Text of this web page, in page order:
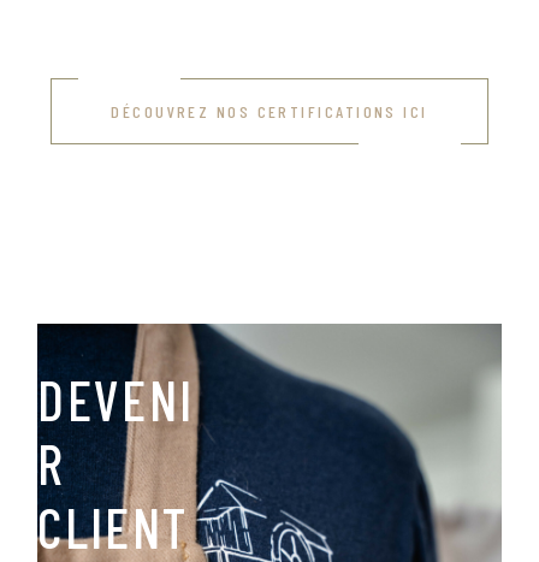
DÉCOUVREZ NOS CERTIFICATIONS ICI
DEVENI
R
CLIENT